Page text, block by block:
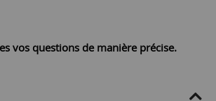
vos questions de manière précise.